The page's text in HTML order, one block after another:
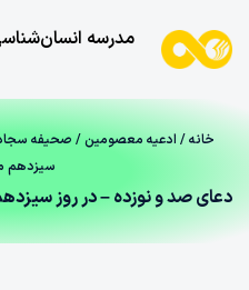
مدرسه
خانه/ ادعیه معصومین/ صحیفه
سیزدهم
دعای صد و نوزده – در روز